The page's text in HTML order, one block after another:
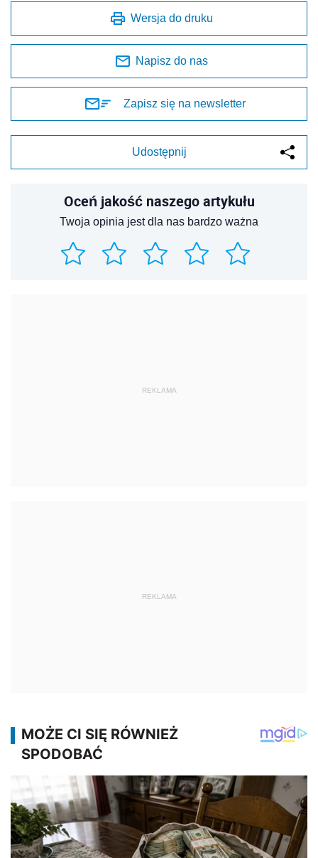
Wersja do druku
Napisz do nas
Zapisz się na newsletter
Udostępnij
Oceń jakość naszego artykułu
Twoja opinia jest dla nas bardzo ważna
REKLAMA
REKLAMA